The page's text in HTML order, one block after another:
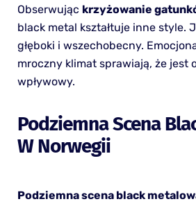
Obserwując krzyżowanie
black metal kształtuje inne style.
głęboki i wszechobecny.
mroczny klimat sprawiają, że jest
wpływowy.
Podziemna Scena
W Norwegii
Podziemna scena black